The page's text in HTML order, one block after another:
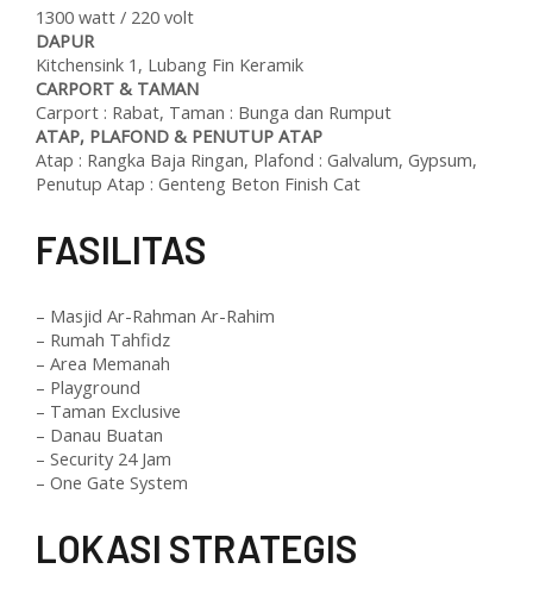
1300 watt / 220 volt
DAPUR
Kitchensink 1, Lubang Fin Keramik
CARPORT & TAMAN
Carport : Rabat, Taman : Bunga dan Rumput
ATAP, PLAFOND & PENUTUP ATAP
Atap : Rangka Baja Ringan, Plafond : Galvalum, Gypsum,
Penutup Atap : Genteng Beton Finish Cat
FASILITAS
– Masjid Ar-Rahman Ar-Rahim
– Rumah Tahfidz
– Area Memanah
– Playground
– Taman Exclusive
– Danau Buatan
– Security 24 Jam
– One Gate System
LOKASI STRATEGIS